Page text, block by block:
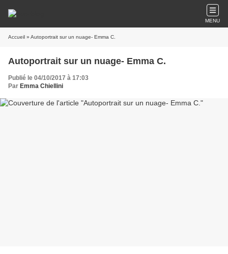
MENU
Accueil » Autoportrait sur un nuage- Emma C.
Autoportrait sur un nuage- Emma C.
Publié le 04/10/2017 à 17:03
Par Emma Chiellini